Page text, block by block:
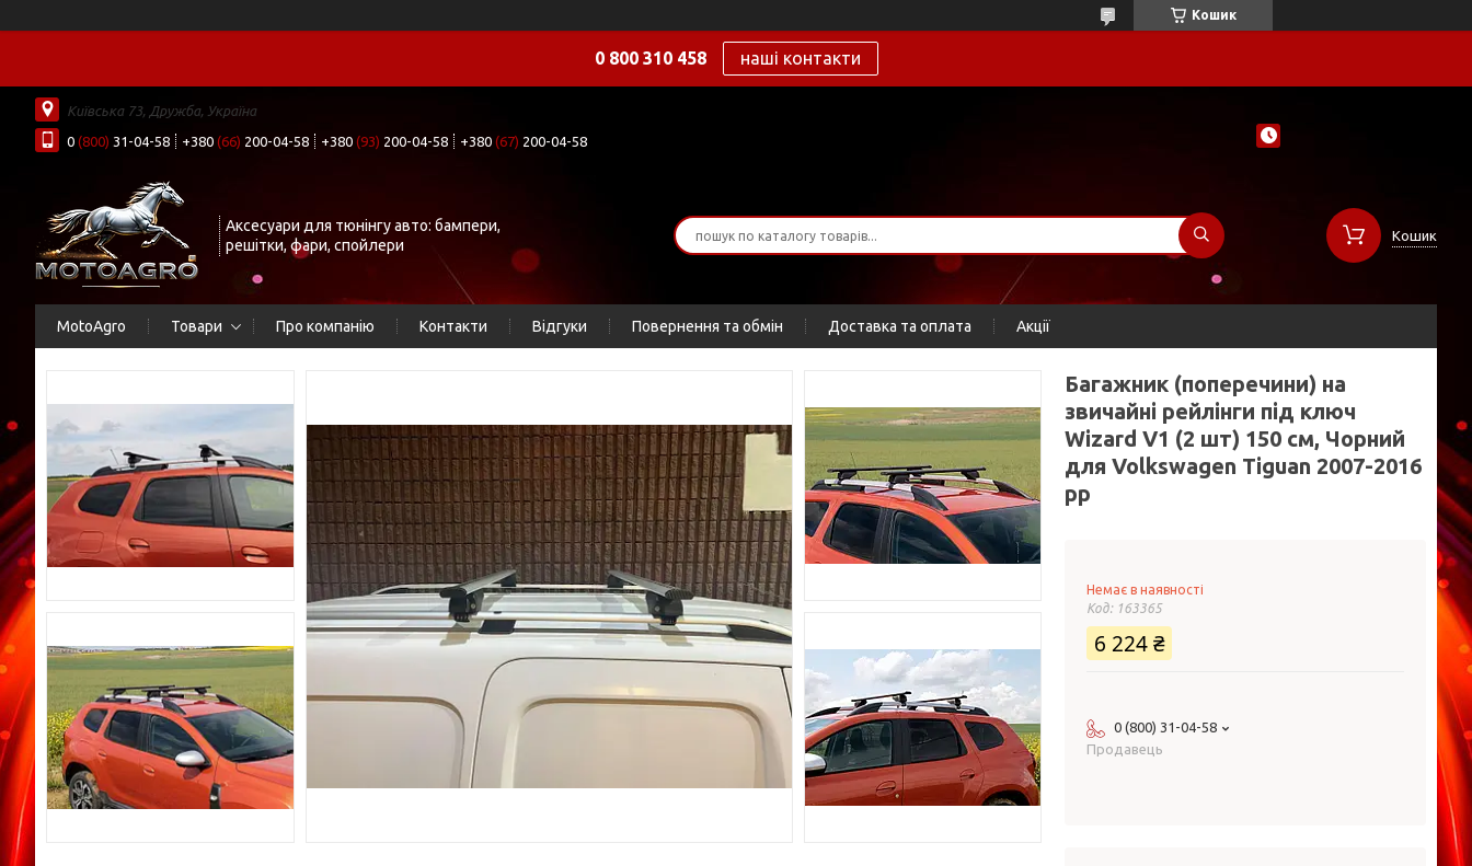
Кошик
0 800 310 458 наші контакти
Київська 73, Дружба, Україна
0 (800) 31-04-58 +380 (66) 200-04-58 +380 (93) 200-04-58 +380 (67) 200-04-58
Аксесуари для тюнінгу авто: бампери,
решітки, фари, спойлери
Кошик
MotoAgro Товари Про компанію Контакти Відгуки Повернення та обмін Доставка та оплата Акції
Багажник (поперечини) на
звичайні рейлінги під ключ
Wizard V1 (2 шт) 150 см, Чорний
для Volkswagen Tiguan 2007-2016
рр
Немає в наявності
Код: 163365
6 224 ₴
0 (800) 31-04-58
Продавець